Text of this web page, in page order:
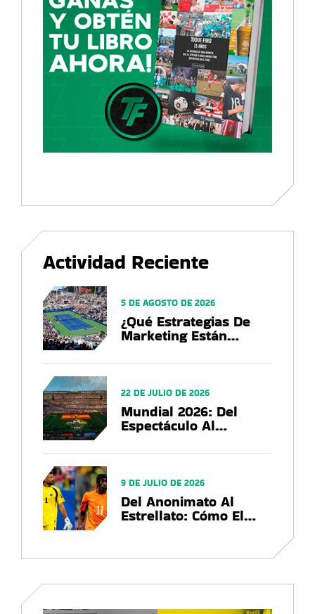
Actividad Reciente
¿Qué Estrategias De
Marketing Están
En El US Open 2026?
5 DE AGOSTO DE 2026
Mundial 2026: Del
Espectáculo Al
Que Deja La Copa Del
22 DE JULIO DE 2026
Del Anonimato Al
Estrellato: Cómo El
En Marcas Globales
9 DE JULIO DE 2026